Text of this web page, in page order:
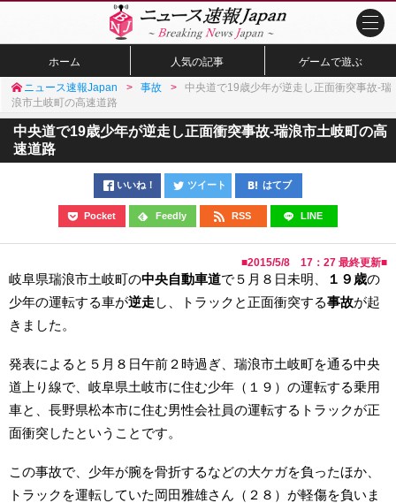
ホーム 人気の記事 ゲームで遊ぶ
ニュース速報Japan 事故
中央道で19歳少年が逆走し正面衝突事故-瑞
浪市土岐町の高速道路
中央道で19歳少年が逆走し正面衝突事故-瑞浪市土岐町の高
速道路
いいね！ ツイート はてブ
Pocket Feedly RSS LINE
■2015/5/8 17：27 最終更新■
岐阜県瑞浪市土岐町の中央自動車道で５月８日未明、 １９歳の
少年の運転する車が逆走し、トラックと正面衝突する事故が起
きました。
発表によると５月８日午前２時過ぎ、瑞浪市土岐町を通る中央
道上り線で、岐阜県土岐市に住む少年（１９）の運転する乗用
車と、長野県松本市に住む男性会社員の運転するトラックが正
面衝突したということです。
この事故で、少年が腕を骨折するなどの大ケガを負ったほか、
トラックを運転していた岡田雅雄さん（２８）が軽傷を負いま